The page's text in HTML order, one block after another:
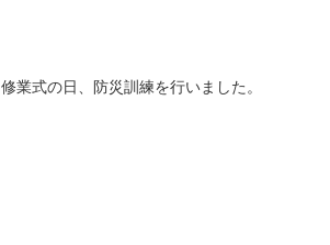
修業式の日、防災訓練を行いました。